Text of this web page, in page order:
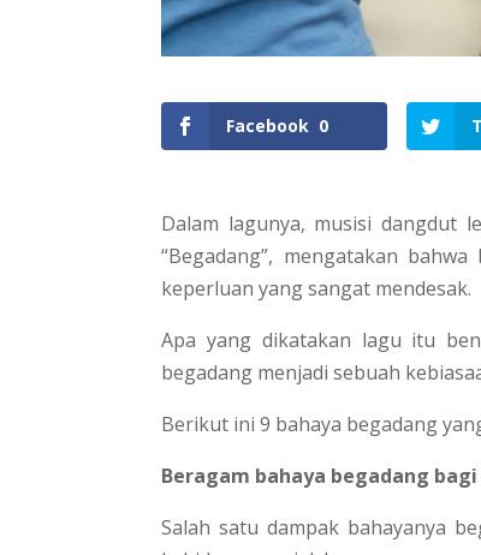
Facebook 0
Dalam lagunya, musisi dangdut
“Begadang”, mengatakan
keperluan yang sangat mendesak.
Apa yang dikatakan lagu itu
begadang menjadi sebuah
Berikut ini 9 bahaya begadang
Beragam bahaya begadang
Salah satu dampak bahayanya